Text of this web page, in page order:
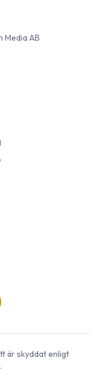
Media AB
är skyddat enligt